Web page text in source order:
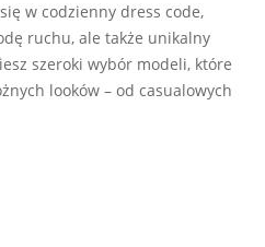
w codzienny dress code,
ruchu, ale także unikalny
szeroki wybór modeli, które
looków – od casualowych